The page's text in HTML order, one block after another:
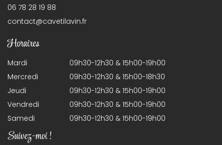
06 78 28 19 88
contact@cavetilavin.fr
Horaires
Mardi
Mercredi
Jeudi
Vendredi
Samedi
09h30-12h30 & 15h00-19h00
09h30-12h30 & 15h00-18h30
09h30-12h30 & 15h00-19h00
09h30-12h30 & 15h00-19h00
09h30-12h30 & 15h00-19h00
Suivez-moi !